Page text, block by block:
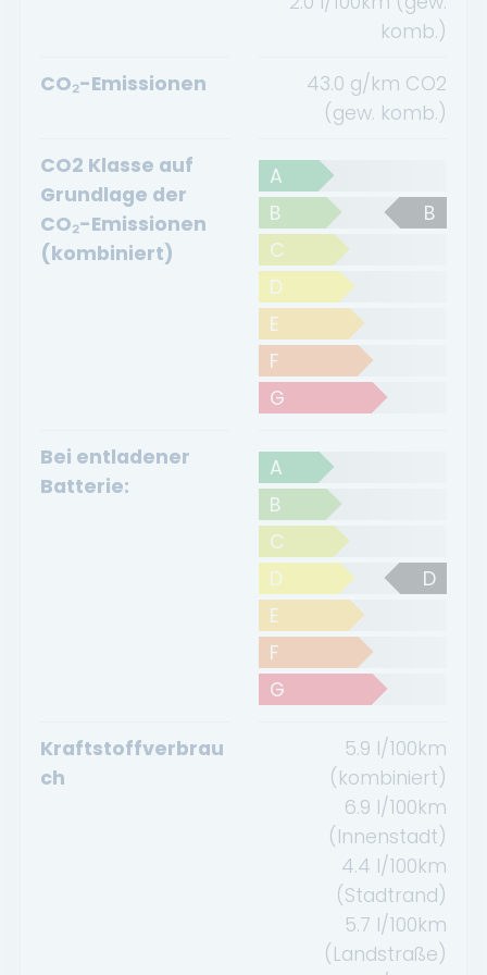
komb.)
CO₂-Emissionen
43.0 g/km CO2
(gew. komb.)
CO2 Klasse auf
Grundlage der
CO₂-Emissionen
(kombiniert)
A
B
B
C
D
E
F
G
Bei entladener
Batterie:
A
B
C
D
D
E
F
G
Kraftstoffverbrau
ch
5.9 l/100km
(kombiniert)
6.9 l/100km
(Innenstadt)
4.4 l/100km
(Stadtrand)
5.7 l/100km
(Landstraße)